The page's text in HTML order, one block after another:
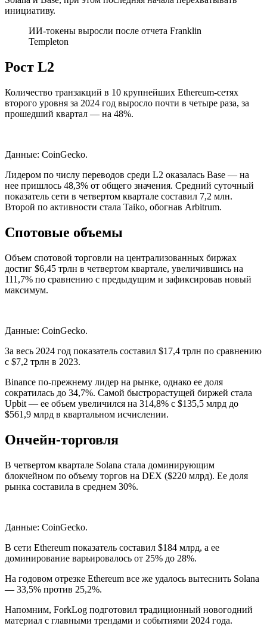
инициативу.
ИИ-токены выросли после отчета Franklin
Templeton
Рост L2
Количество транзакций в 10 крупнейших Ethereum-сетях
второго уровня за 2024 год выросло почти в четыре раза, за
прошедший квартал — на 48%.
Данные: CoinGecko.
Лидером по числу переводов среди L2 оказалась Base — на
нее пришлось 48,3% от общего значения. Средний суточный
показатель сети в четвертом квартале составил 7,2 млн.
Второй по активности стала Taiko, обогнав Arbitrum.
Спотовые объемы
Объем спотовой торговли на централизованных биржах
достиг $6,45 трлн в четвертом квартале, увеличившись на
111,7% по сравнению с предыдущим и зафиксировав новый
максимум.
Данные: CoinGecko.
За весь 2024 год показатель составил $17,4 трлн по сравнению
с $7,2 трлн в 2023.
Binance по-прежнему лидер на рынке, однако ее доля
сократилась до 34,7%. Самой быстрорастущей биржей стала
Upbit — ее объем увеличился на 314,8% с $135,5 млрд до
$561,9 млрд в квартальном исчислении.
Ончейн-торговля
В четвертом квартале Solana стала доминирующим
блокчейном по объему торгов на DEX ($220 млрд). Ее доля
рынка составила в среднем 30%.
Данные: CoinGecko.
В сети Ethereum показатель составил $184 млрд, а ее
доминирование варьировалось от 25% до 28%.
На годовом отрезке Ethereum все же удалось вытеснить Solana
— 33,5% против 25,2%.
Напомним, ForkLog подготовил традиционный новогодний
материал с главными трендами и событиями 2024 года.